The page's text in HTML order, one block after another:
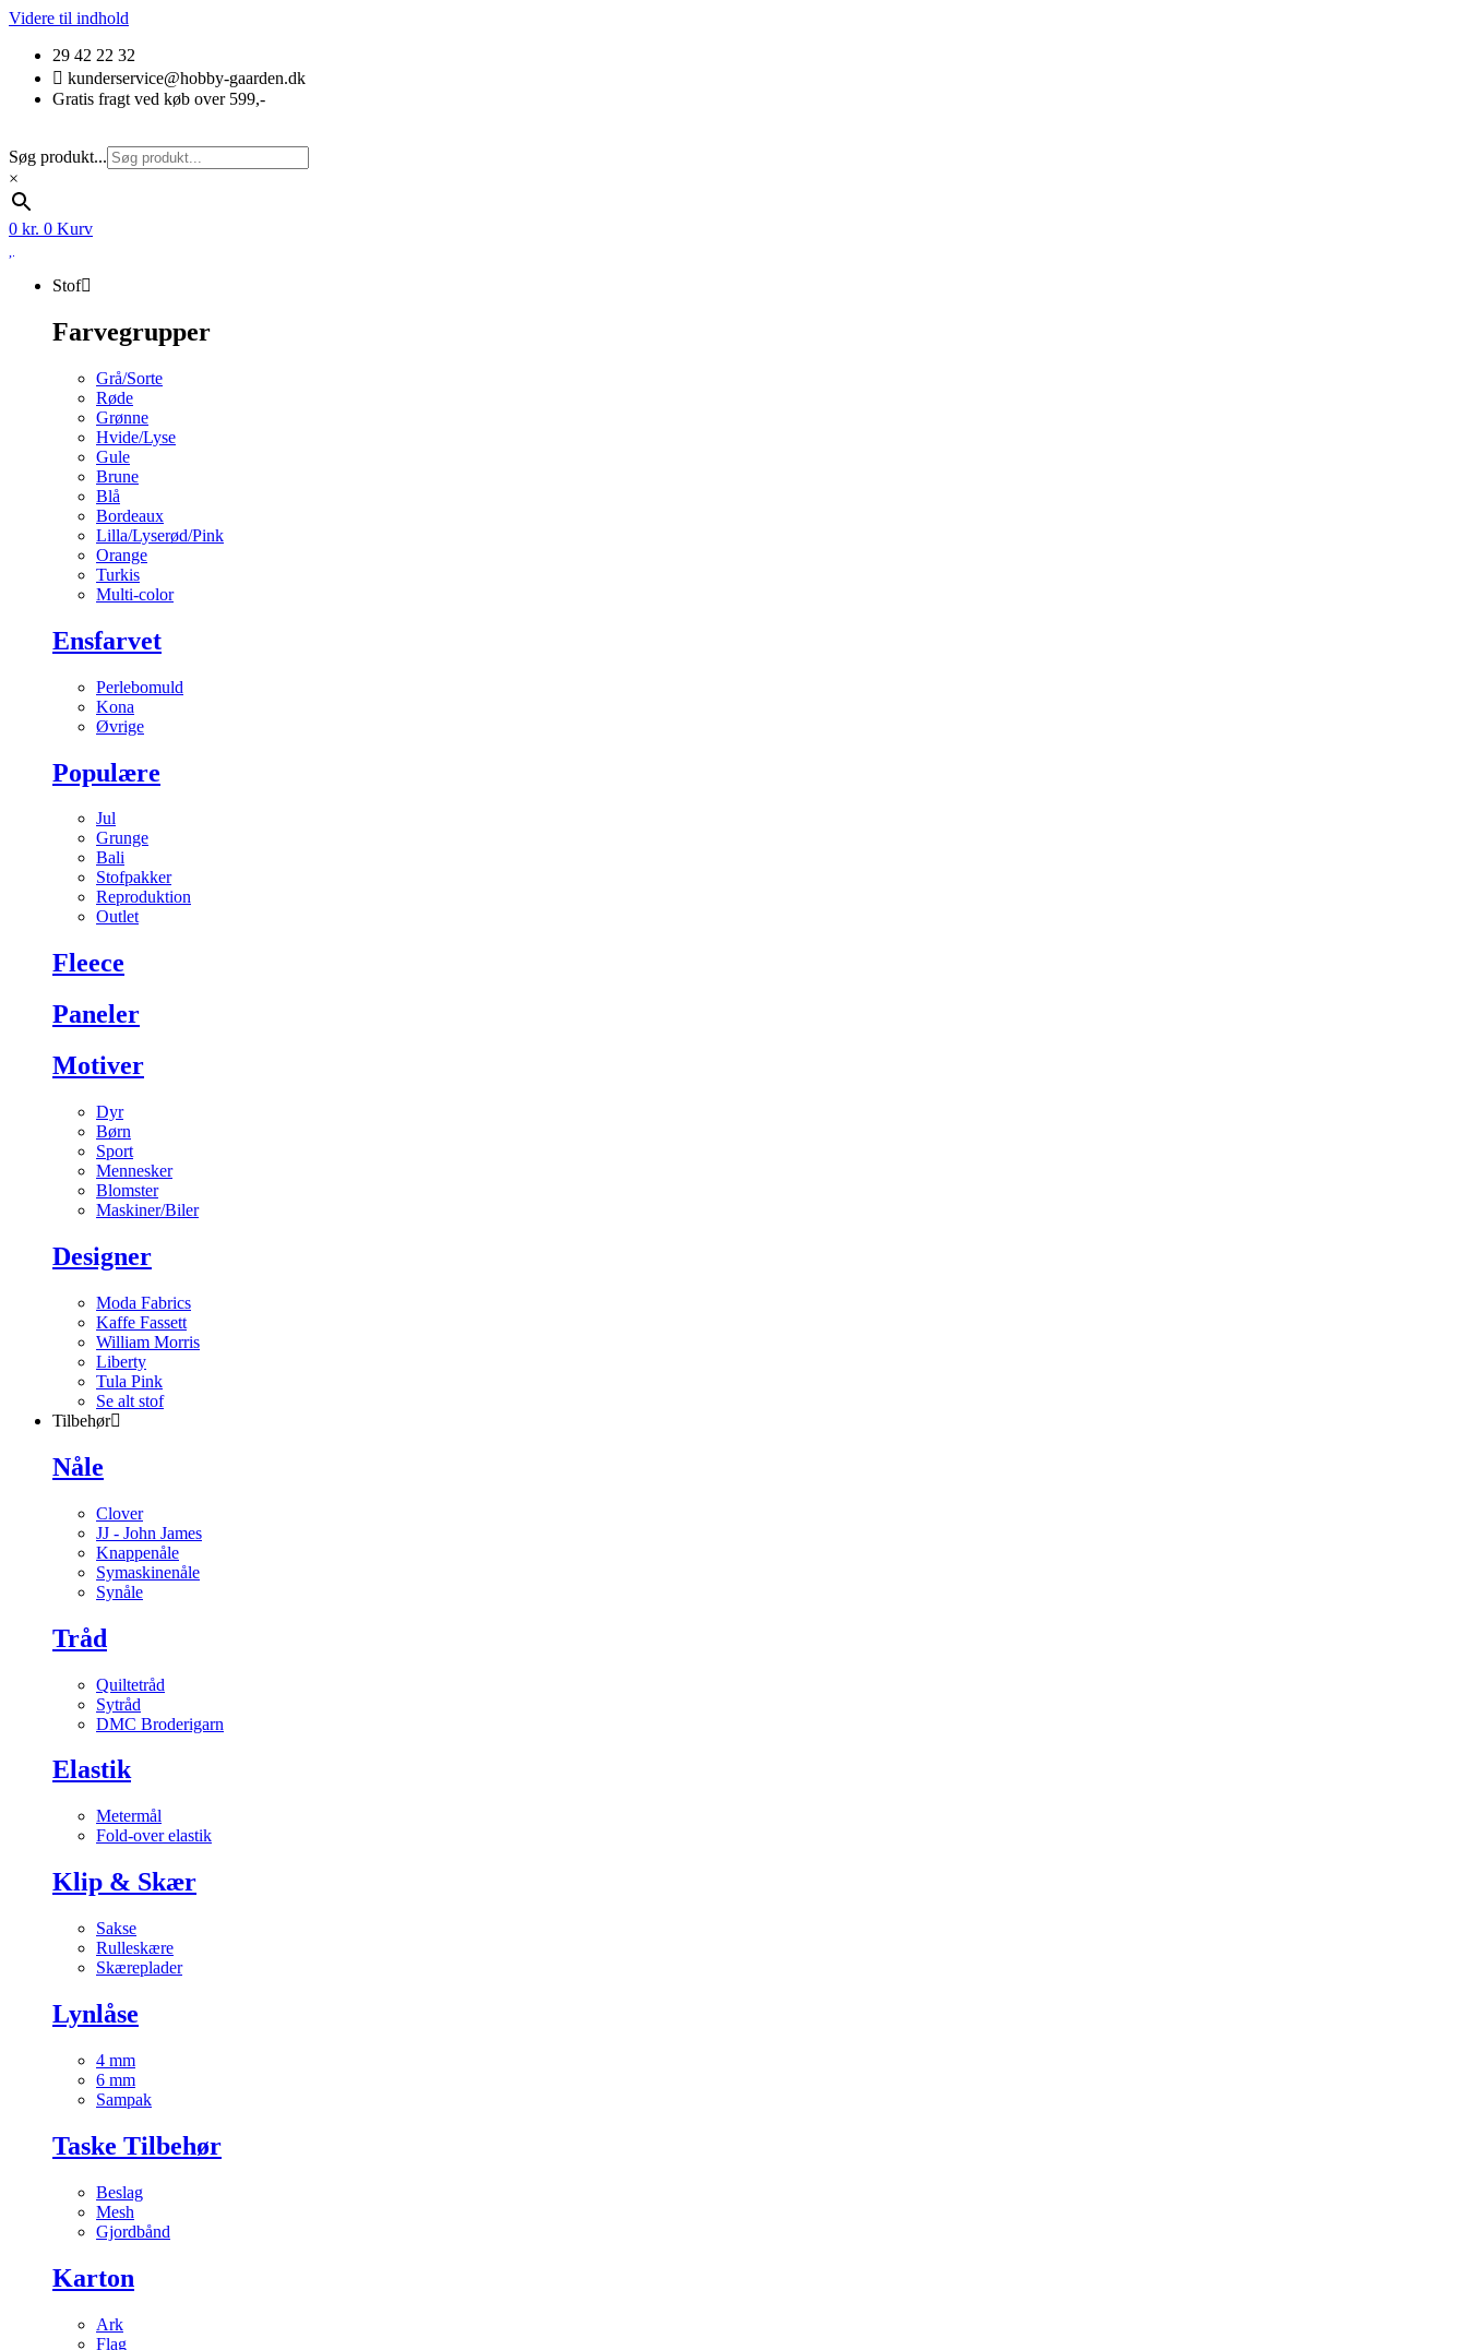
Videre til indhold
29 42 22 32
kunderservice@hobby-gaarden.dk
Gratis fragt ved køb over 599,-
Søg produkt...
×
0 kr. 0 Kurv
Stof
Farvegrupper
Grå/Sorte
Røde
Grønne
Hvide/Lyse
Gule
Brune
Blå
Bordeaux
Lilla/Lyserød/Pink
Orange
Turkis
Multi-color
Ensfarvet
Perlebomuld
Kona
Øvrige
Populære
Jul
Grunge
Bali
Stofpakker
Reproduktion
Outlet
Fleece
Paneler
Motiver
Dyr
Børn
Sport
Mennesker
Blomster
Maskiner/Biler
Designer
Moda Fabrics
Kaffe Fassett
William Morris
Liberty
Tula Pink
Se alt stof
Tilbehør
Nåle
Clover
JJ - John James
Knappenåle
Symaskinenåle
Synåle
Tråd
Quiltetråd
Sytråd
DMC Broderigarn
Elastik
Metermål
Fold-over elastik
Klip & Skær
Sakse
Rulleskære
Skæreplader
Lynlåse
4 mm
6 mm
Sampak
Taske Tilbehør
Beslag
Mesh
Gjordbånd
Karton
Ark
Flag